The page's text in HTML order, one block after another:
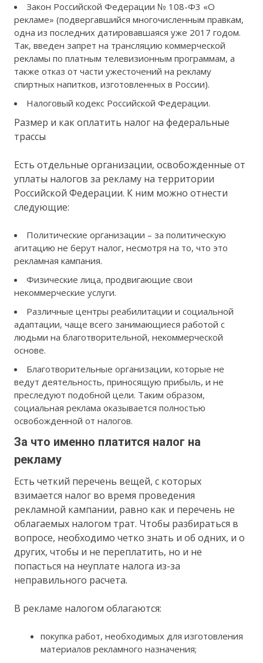
Закон Российской Федерации № 108-Ф3 «О
рекламе» (подвергавшийся многочисленным правкам,
одна из последних датировавшаяся уже 2017 годом.
Так, введен запрет на трансляцию коммерческой
рекламы по платным телевизионным программам, а
также отказ от части ужесточений на рекламу
спиртных напитков, изготовленных в России).
Налоговый кодекс Российской Федерации.
Размер и как оплатить налог на федеральные
трассы
Есть отдельные организации, освобожденные от
уплаты налогов за рекламу на территории
Российской Федерации. К ним можно отнести
следующие:
Политические организации – за политическую
агитацию не берут налог, несмотря на то, что это
рекламная кампания.
Физические лица, продвигающие свои
некоммерческие услуги.
Различные центры реабилитации и социальной
адаптации, чаще всего занимающиеся работой с
людьми на благотворительной, некоммерческой
основе.
Благотворительные организации, которые не
ведут деятельность, приносящую прибыль, и не
преследуют подобной цели. Таким образом,
социальная реклама оказывается полностью
освобожденной от налогов.
За что именно платится налог на
рекламу
Есть четкий перечень вещей, с которых
взимается налог во время проведения
рекламной кампании, равно как и перечень не
облагаемых налогом трат. Чтобы разбираться в
вопросе, необходимо четко знать и об одних, и о
других, чтобы и не переплатить, но и не
попасться на неуплате налога из-за
неправильного расчета.
В рекламе налогом облагаются:
покупка работ, необходимых для изготовления
материалов рекламного назначения;